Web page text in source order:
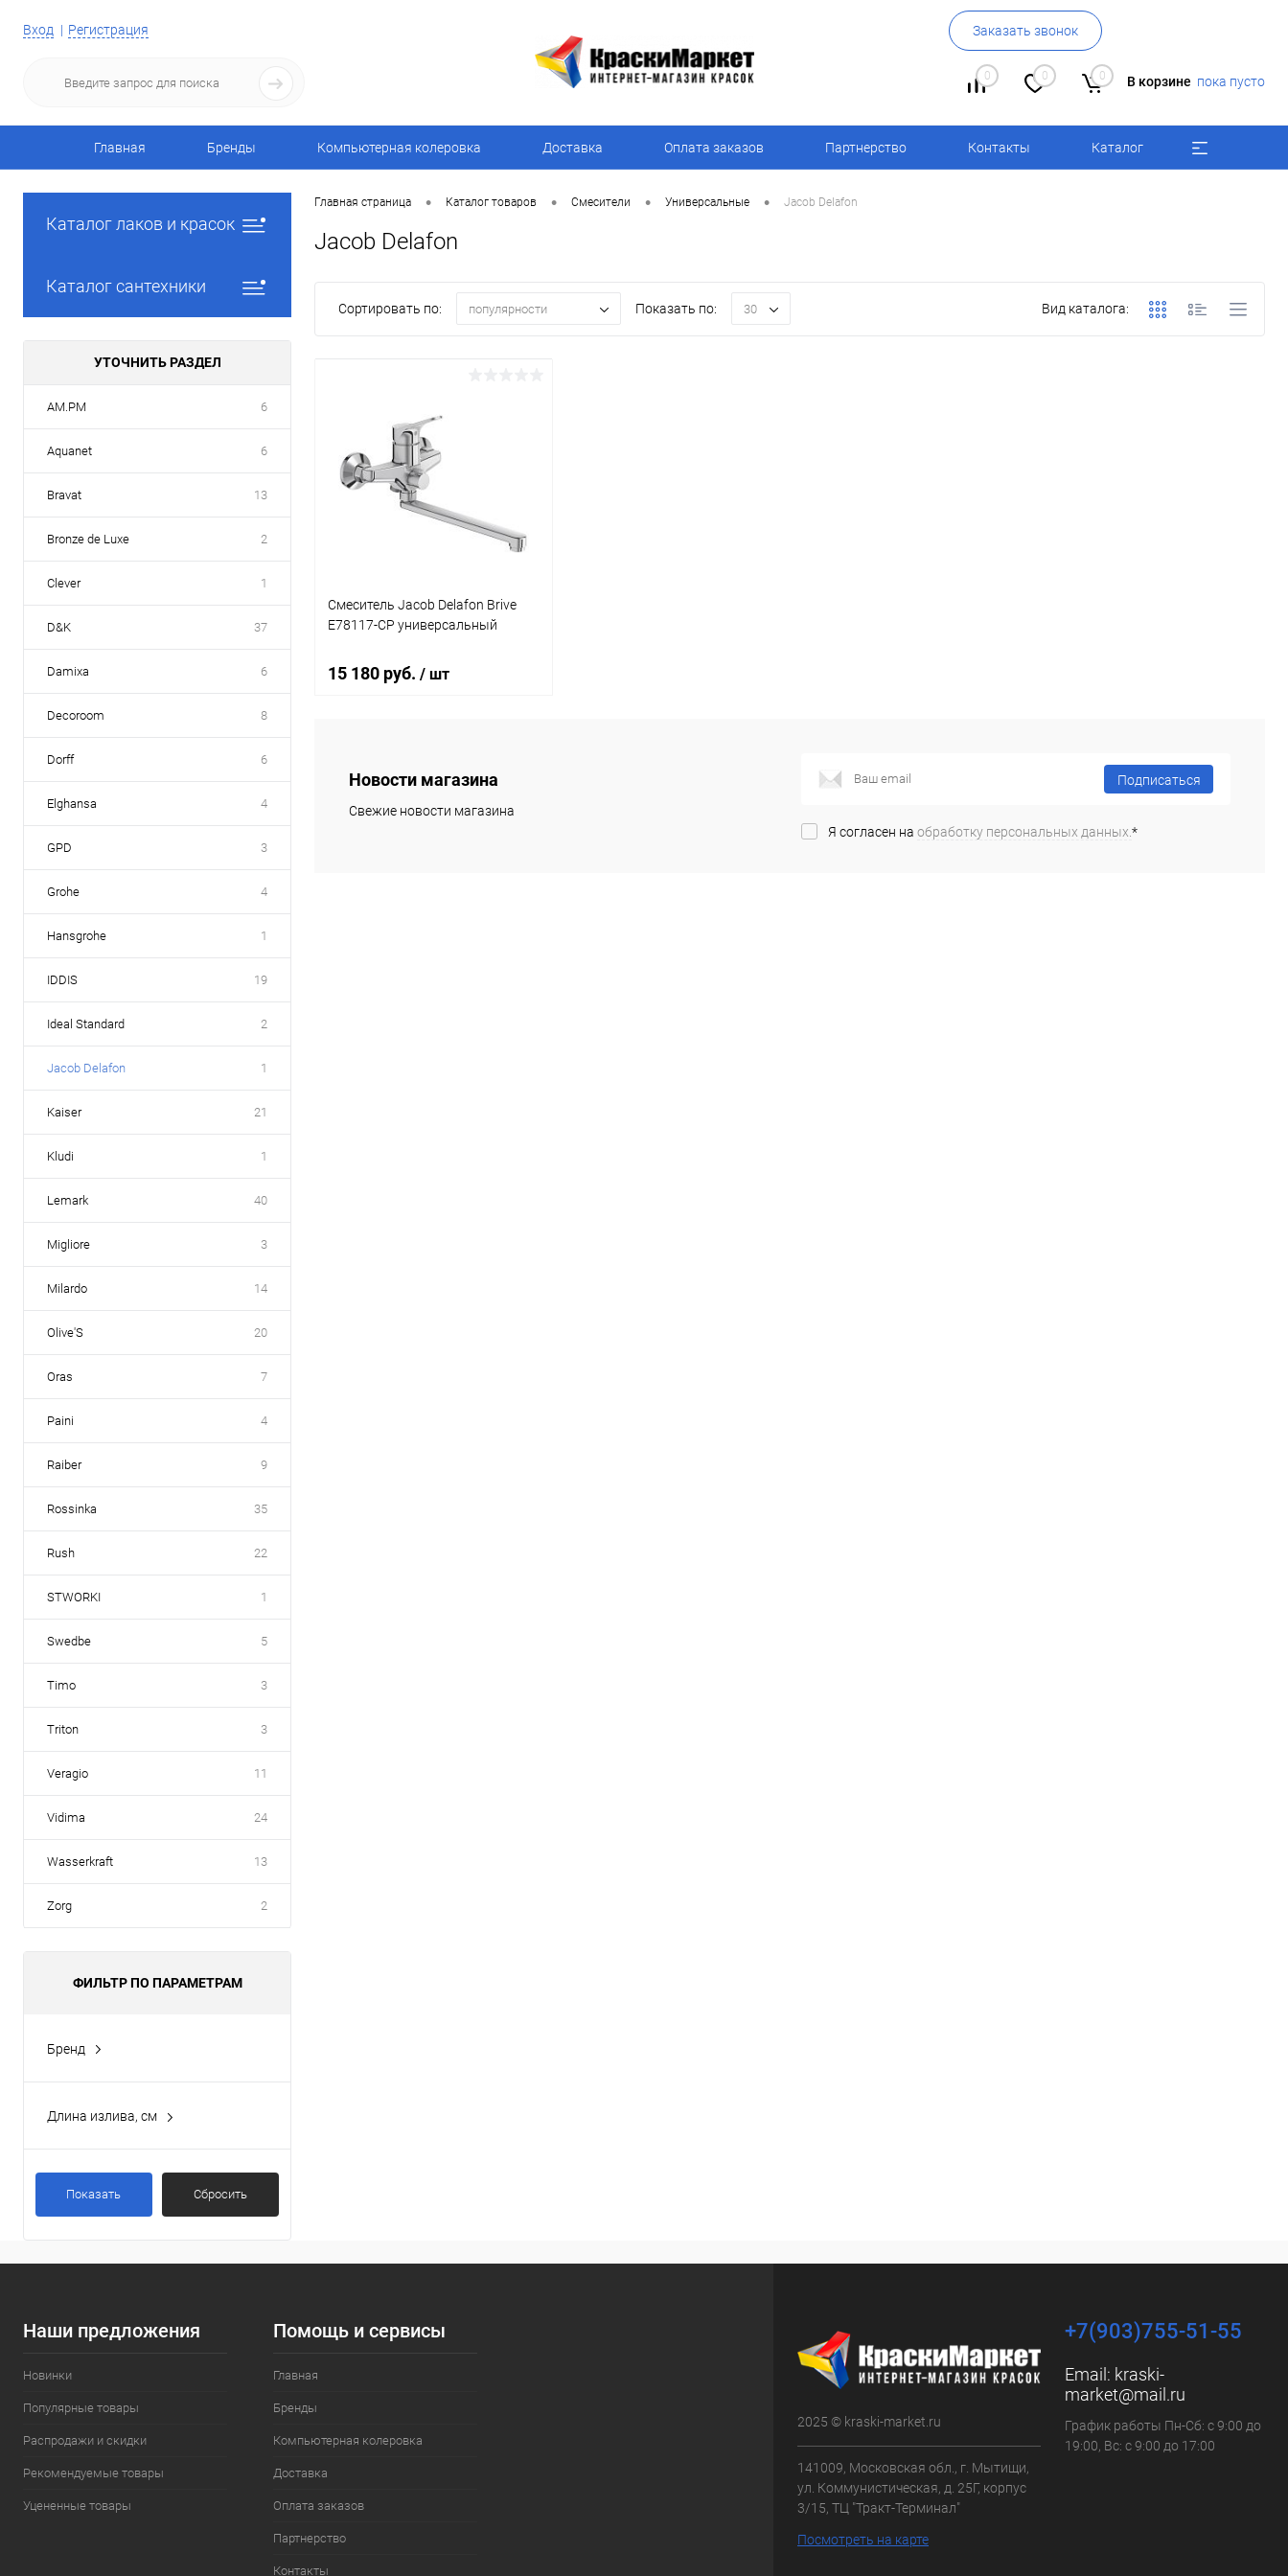
Вход Регистрация Заказать звонок
0 0 0 В корзине пока пусто
Главная Бренды Компьютерная колеровка Доставка Оплата заказов Партнерство Контакты Каталог
Каталог лаков и красок
Каталог сантехники
УТОЧНИТЬ РАЗДЕЛ
AM.PM 6
Aquanet 6
Bravat 13
Bronze de Luxe 2
Clever 1
D&K 37
Damixa 6
Decoroom 8
Dorff 6
Elghansa 4
GPD 3
Grohe 4
Hansgrohe 1
IDDIS 19
Ideal Standard 2
Jacob Delafon 1
Kaiser 21
Kludi 1
Lemark 40
Migliore 3
Milardo 14
Olive'S 20
Oras 7
Paini 4
Raiber 9
Rossinka 35
Rush 22
STWORKI 1
Swedbe 5
Timo 3
Triton 3
Veragio 11
Vidima 24
Wasserkraft 13
Zorg 2
ФИЛЬТР ПО ПАРАМЕТРАМ
Бренд
Длина излива, см
Показать Сбросить
Главная страница • Каталог товаров • Смесители • Универсальные • Jacob Delafon
Jacob Delafon
Сортировать по: популярности Показать по: 30 Вид каталога:
Смеситель Jacob Delafon Brive
E78117-CP универсальный
15 180 руб. / шт
Купить в 1 клик
Новости магазина
Свежие новости магазина
Подписаться
Я согласен на обработку персональных данных. *
Наши предложения
Новинки
Популярные товары
Распродажи и скидки
Рекомендуемые товары
Уцененные товары
Помощь и сервисы
Главная
Бренды
Компьютерная колеровка
Доставка
Оплата заказов
Партнерство
Контакты
2025 © kraski-market.ru
141009, Московская обл., г. Мытищи,
ул. Коммунистическая, д. 25Г, корпус
3/15, ТЦ "Тракт-Терминал"
Посмотреть на карте
+7(903)755-51-55
Email: kraski-
market@mail.ru
График работы Пн-Сб: с 9:00 до
19:00, Вс: с 9:00 до 17:00